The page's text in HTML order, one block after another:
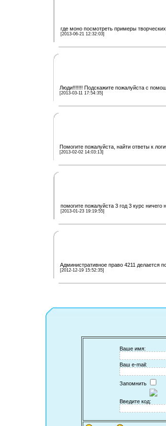
где моно посмотреть примеры
[2013-06-21 12:32:03]
Люди!!!!!!! Подскажите пожалуйста с
[2013-03-11 17:54:35]
Помогите пожалуйста, найти ответы к
[2013-02-02 14:03:13]
помогите пожалуйста 3 год 3 курс ничего
[2013-01-23 19:19:55]
Административное право 4211 делается
[2012-12-19 15:52:35]
Ваше имя:
Ваш e-mail:
Запомнить
Введите код: